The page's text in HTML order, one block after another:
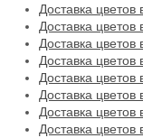
Доставка цветов
Доставка цветов
Доставка цветов
Доставка цветов
Доставка цветов
Доставка цветов
Доставка цветов
Доставка цветов